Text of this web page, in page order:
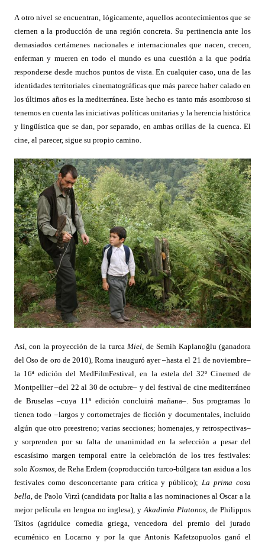
A otro nivel se encuentran, lógicamente, aquellos acontecimientos que se
ciernen a la producción de una región concreta. Su pertinencia ante los
demasiados certámenes nacionales e internacionales que nacen, crecen,
enferman y mueren en todo el mundo es una cuestión a la que podría
responderse desde muchos puntos de vista. En cualquier caso, una de las
identidades territoriales cinematográficas que más parece haber calado en
los últimos años es la mediterránea. Este hecho es tanto más asombroso si
tenemos en cuenta las iniciativas políticas unitarias y la herencia histórica
y lingüística que se dan, por separado, en ambas orillas de la cuenca. El
cine, al parecer, sigue su propio camino.
Así, con la proyección de la turca Miel, de Semih Kaplanoğlu (ganadora
del Oso de oro de 2010), Roma inauguró ayer –hasta el 21 de noviembre–
la 16ª edición del MedFilmFestival, en la estela del 32º Cinemed de
Montpellier –del 22 al 30 de octubre– y del festival de cine mediterráneo
de Bruselas –cuya 11ª edición concluirá mañana–. Sus programas lo
tienen todo –largos y cortometrajes de ficción y documentales, incluido
algún que otro preestreno; varias secciones; homenajes, y retrospectivas–
y sorprenden por su falta de unanimidad en la selección a pesar del
escasísimo margen temporal entre la celebración de los tres festivales:
solo Kosmos, de Reha Erdem (coproducción turco-búlgara tan asidua a los
festivales como desconcertante para crítica y público);La prima cosa
bella, de Paolo Virzì (candidata por Italia a las nominaciones al Oscar a la
mejor película en lengua no inglesa), yAkadimia Platonos, de Philippos
Tsitos (agridulce comedia griega, vencedora del premio del jurado
ecuménico en Locarno y por la que Antonis Kafetzopuolos ganó el